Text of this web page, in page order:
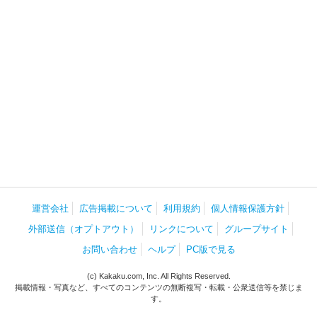
運営会社 広告掲載について 利用規約
個人情報保護方針
外部送信（オプトアウト）
リンクについて
グループサイト
お問い合わせ
ヘルプ PC版で見る
(c) Kakaku.com, Inc. All Rights Reserved.
掲載情報・写真など、すべてのコンテンツの無断複写・転載・公衆送信等を禁じま
す。